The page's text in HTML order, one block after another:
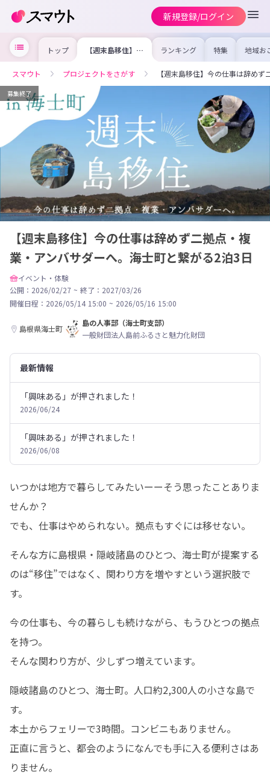
新規登録/ログイン
トップ 【週末島移住】今
の仕事は辞めず二
バサダーへ。海士
町と繋がる2泊3
ランキング 特集 地域お
の求
を集め
事内容
を比較
合った
スマウト プロジェクトをさがす 【週末島移住】今の仕事は辞め
募集終了
【週末島移住】今の仕事は辞めず二拠点・複
業・アンバサダーへ。海士町と繋がる2泊3日
イベント・体験
公開：2026/02/27 ~ 終了：2027/03/26
開催日程： 2026/05/14 15:00 ~ 2026/05/16 15:00
島根県海士町
島の人事部（海士町支部）
一般財団法人島前ふるさと魅力化財団
最新情報
「興味ある」が押されました！
2026/06/24
「興味ある」が押されました！
2026/06/08
いつかは地方で暮らしてみたいーーそう思ったことありま
せんか？
でも、仕事はやめられない。拠点もすぐには移せない。
そんな方に島根県・隠岐諸島のひとつ、海士町が提案する
のは“移住”ではなく、関わり方を増やすという選択肢で
す。
今の仕事も、今の暮らしも続けながら、もうひとつの拠点
を持つ。
そんな関わり方が、少しずつ増えています。
隠岐諸島のひとつ、海士町。人口約2,300人の小さな島で
す。
本土からフェリーで3時間。コンビニもありません。
正直に言うと、都会のようになんでも手に入る便利さはあ
りません。